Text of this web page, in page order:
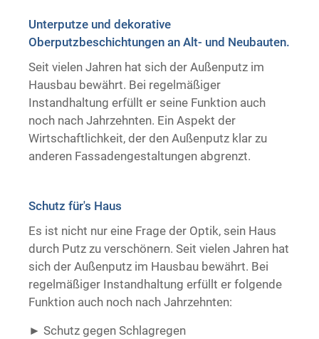
Wärmedämmung
Trockenausbau
Unterputze und dekorative
Oberputzbeschichtungen an Alt- und Neubauten.
Seit vielen Jahren hat sich der Außenputz im
Hausbau bewährt. Bei regelmäßiger
Instandhaltung erfüllt er seine Funktion auch
noch nach Jahrzehnten. Ein Aspekt der
Wirtschaftlichkeit, der den Außenputz klar zu
anderen Fassadengestaltungen abgrenzt.
Schutz für's Haus
Es ist nicht nur eine Frage der Optik, sein Haus
durch Putz zu verschönern. Seit vielen Jahren hat
sich der Außenputz im Hausbau bewährt. Bei
regelmäßiger Instandhaltung erfüllt er folgende
Funktion auch noch nach Jahrzehnten:
Schutz gegen Schlagregen